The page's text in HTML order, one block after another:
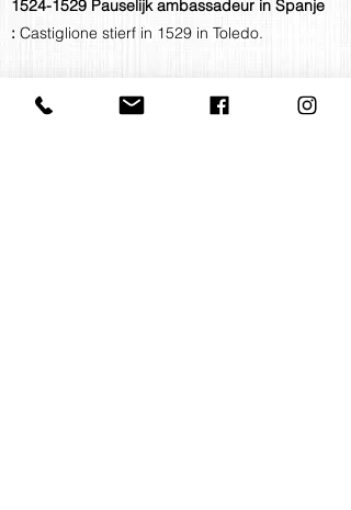
1524-1529 Pauselijk ambassadeur in Spanje
: Castiglione stierf in 1529 in Toledo.
Agnus Dei uit de “Missa Ave Maria”